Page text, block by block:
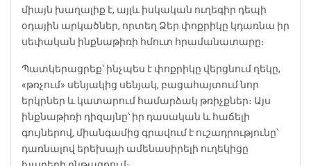
միայն խաղալիք է, այլև իսկական ուղեգիր դեպի
օդային արկածներ, որտեղ Ձեր փոքրիկը կդառնա իր
սեփական ինքնաթիռի հմուտ հրամանատարը։ ‍️
Պատկերացրեք՝ ինչպես է փոքրիկը վերցնում ղեկը,
«թռչում» սենյակից սենյակ, բացահայտում նոր
երկրներ և կատարում համարձակ թռիչքներ։ Այս
ինքնաթիռի դիզայնը՝ իր դասական և հաճելի
գույներով, միանգամից գրավում է ուշադրությունը՝
դառնալով երեխայի ամենասիրելի ուղեկիցը